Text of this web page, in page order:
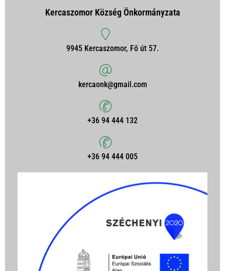
Kercaszomor Község Önkormányzata
9945 Kercaszomor, Fő út 57.
kercaonk@gmail.com
+36 94 444 132
+36 94 444 005